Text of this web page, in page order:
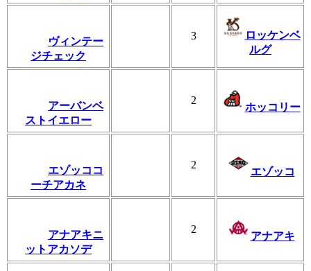
ヴィンテー
ジチェック
3
ロッケンベ
ルグ
アーバンベ
ストイエロー
2
ホッコリー
エゾッココ
ーチアカネ
2
エゾッコ
アナアキニ
ットアカソデ
2
アナアキ